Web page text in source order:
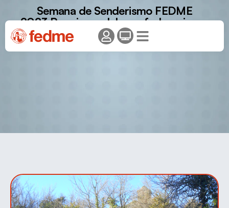
Semana de Senderismo FEDME
2023.Premios a clubes y federaciones